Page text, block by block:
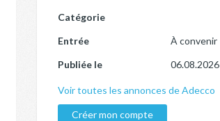
Catégorie
Entrée
À convenir
Publiée le
06.08.2026
Voir toutes les annonces de Adecco
Créer mon compte